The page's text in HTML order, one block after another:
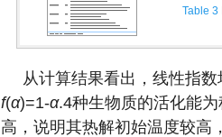
Table 3
从计算结果看出，线性指
f(α)=1-α.4种生物质的活化能
高，说明其热解初始温度较高